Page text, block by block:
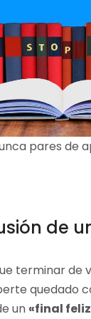
pares de
de
terminar de
quedado
un «final